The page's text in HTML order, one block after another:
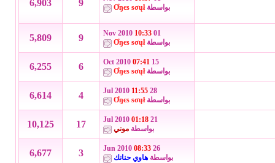
بواسطةƠŋєѕ ѕσųł
9
6,903
01 Nov 2010
10:33
بواسطةƠŋєѕ ѕσųł
9
5,809
15 Oct 2010
07:41
بواسطةƠŋєѕ ѕσųł
6
6,255
28 Jul 2010
11:55
بواسطةƠŋєѕ ѕσųł
4
6,614
21 Jul 2010
01:18
بواسطة موني 17
10,125
26 Jun 2010
08:33
بواسطة هاوي حنانك 3
6,677